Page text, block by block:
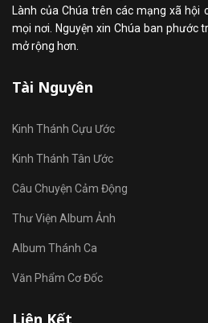
Lành của Chúa trên các mạng xã hội
mọi nơi. Nguyện xin Chúa ban phước
mở rộng hơn.
Tài Nguyên
Kinh Thánh Cựu Ước
Kinh Thánh Tân Ước
Câu Chuyện Cảm Động
Thư Viện Album Ảnh
Album Thánh Ca
Văn Phẩm Cơ Đốc
Liên Kết